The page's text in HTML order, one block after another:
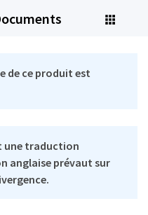
de ce produit est
une traduction
anglaise prévaut sur